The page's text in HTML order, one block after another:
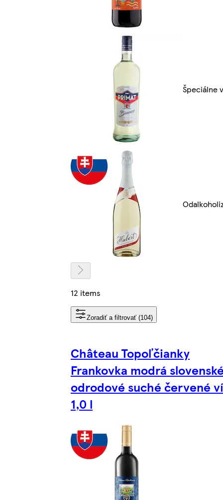
Špeciálne
12 items
Zoradiť a filtrovať (104)
Château Topoľčianky
Frankovka modrá
odrodové suché červené
1,0 l